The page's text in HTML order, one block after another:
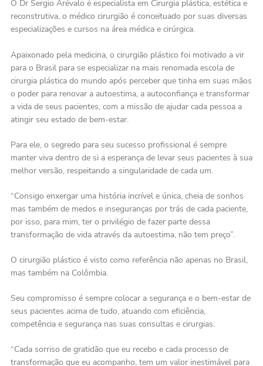
O Dr Sergio Arévalo é especialista em Cirurgia plástica, estética e
reconstrutiva, o médico cirurgião é conceituado por suas diversas
especializações e cursos na área médica e cirúrgica.
Apaixonado pela medicina, o cirurgião plástico foi motivado a vir
para o Brasil para se especializar na mais renomada escola de
cirurgia plástica do mundo após perceber que tinha em suas mãos
o poder para renovar a autoestima, a autoconfiança e transformar
a vida de seus pacientes, com a missão de ajudar cada pessoa a
atingir seu estado de bem-estar.
Para ele, o segredo para seu sucesso profissional é sempre
manter viva dentro de si a esperança de levar seus pacientes à sua
melhor versão, respeitando a singularidade de cada um.
“Consigo enxergar uma história incrível e única, cheia de sonhos
mas também de medos e inseguranças por trás de cada paciente,
por isso, para mim, ter o privilégio de fazer parte dessa
transformação de vida através da autoestima, não tem preço”.
O cirurgião plástico é visto como referência não apenas no Brasil,
mas também na Colômbia.
Seu compromisso é sempre colocar a segurança e o bem-estar de
seus pacientes acima de tudo, atuando com eficiência,
competência e segurança nas suas consultas e cirurgias.
“Cada sorriso de gratidão que eu recebo e cada processo de
transformação que eu acompanho, tem um valor inestimável para